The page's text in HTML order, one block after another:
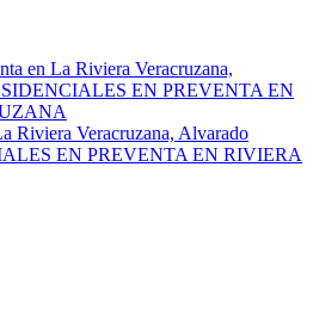
Riviera Veracruzana, Alvarado
EN PREVENTA EN RIVIERA